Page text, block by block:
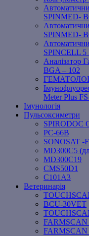
SPINMED-
SPINMED-
SPINCELL 5
Аналізатор
BGA – 102
Meter Plus
Імунологія
Пульсоксиметри
SPIRODOC
PC-66B
SONOSAT -
MD300C5
MD300C19
СMS50D1
С101A3
Ветеринарія
BCU-30VET
FARMSCAN
FARMSCAN